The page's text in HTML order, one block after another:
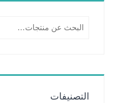
التصنيفات